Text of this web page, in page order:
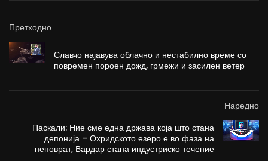
Претходно
Славчо најавува облачно и нестабилно време со
повремен пороен дожд, грмежи и засилен ветер
Наредно
Паскали: Ние сме една држава која што стана
депонија – Охридското езеро е во фаза на
неповрат, Вардар стана индустриско течение